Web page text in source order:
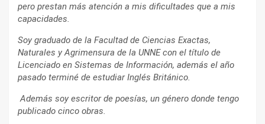
pero prestan más atención a mis dificultades que a mis
capacidades.
Soy graduado de la Facultad de Ciencias Exactas,
Naturales y Agrimensura de la UNNE con el título de
Licenciado en Sistemas de Información, además el año
pasado terminé de estudiar Inglés Británico.
Además soy escritor de poesías, un género donde tengo
publicado cinco obras.